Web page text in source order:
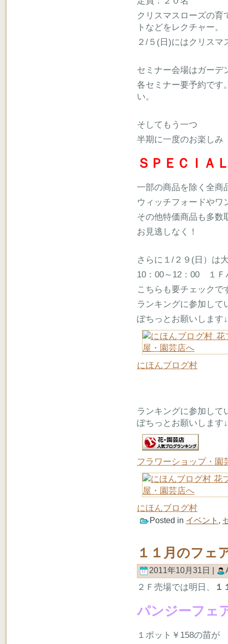
クリスマスローズの育
トなどをレクチャー。
２/５(日)にはクリスマ
セミナー会場はガー
各セミナー要予約です
い。
そしてもう一つ
半期に一度のお楽しみ
ＳＰＥＣＩ
一部の商品を除く全商
ウィッチフォードやワ
その他特価商品も多数
お見逃しなく！
さらに１/２９(日）は
10：00～12：00 １Ｆ
こちらも要チェック
ランキングに参加して
ぽちっとお願いします↓
にほんブログ村
ランキングに参加して
ぽちっとお願いします↓
フラワーショップ・園
にほんブログ村
Posted in イベント ,
１１月のフェ
2011年10月31日 |
２Ｆ売場では明日、 １
パンジーフェ
１ポット￥158の苗が